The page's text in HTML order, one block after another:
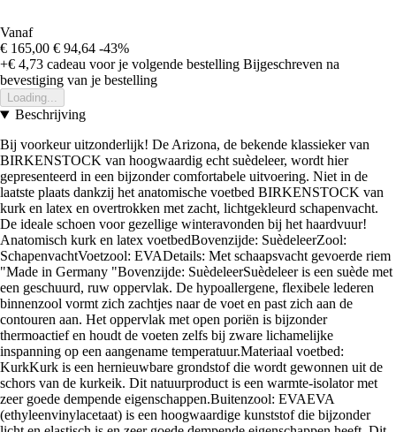
Vanaf
€ 165,00 € 94,64 -43%
+€ 4,73 cadeau voor je volgende bestelling Bijgeschreven na
bevestiging van je bestelling
Loading...
Beschrijving
Bij voorkeur uitzonderlijk! De Arizona, de bekende klassieker van
BIRKENSTOCK van hoogwaardig echt suèdeleer, wordt hier
gepresenteerd in een bijzonder comfortabele uitvoering. Niet in de
laatste plaats dankzij het anatomische voetbed BIRKENSTOCK van
kurk en latex en overtrokken met zacht, lichtgekleurd schapenvacht.
De ideale schoen voor gezellige winteravonden bij het haardvuur!
Anatomisch kurk en latex voetbedBovenzijde: SuèdeleerZool:
SchapenvachtVoetzool: EVADetails: Met schaapsvacht gevoerde riem
"Made in Germany "Bovenzijde: SuèdeleerSuèdeleer is een suède met
een geschuurd, ruw oppervlak. De hypoallergene, flexibele lederen
binnenzool vormt zich zachtjes naar de voet en past zich aan de
contouren aan. Het oppervlak met open poriën is bijzonder
thermoactief en houdt de voeten zelfs bij zware lichamelijke
inspanning op een aangename temperatuur.Materiaal voetbed:
KurkKurk is een hernieuwbare grondstof die wordt gewonnen uit de
schors van de kurkeik. Dit natuurproduct is een warmte-isolator met
zeer goede dempende eigenschappen.Buitenzool: EVAEVA
(ethyleenvinylacetaat) is een hoogwaardige kunststof die bijzonder